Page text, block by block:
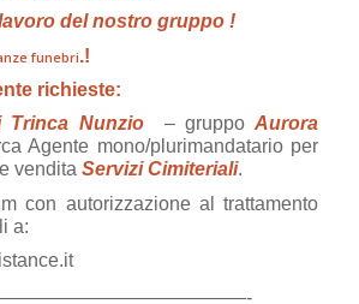
del nostro gruppo !
funebri.!
richieste:
Trinca Nunzio– gruppoAurora
Agente mono/plurimandatario per
vendita Servizi Cimiteriali.
con autorizzazione al trattamento
a: